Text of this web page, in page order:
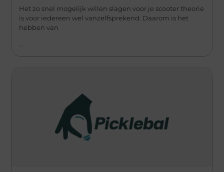
Het zo snel mogelijk willen slagen voor je scooter theorie
is voor iedereen wel vanzelfsprekend. Daarom is het
hebben van